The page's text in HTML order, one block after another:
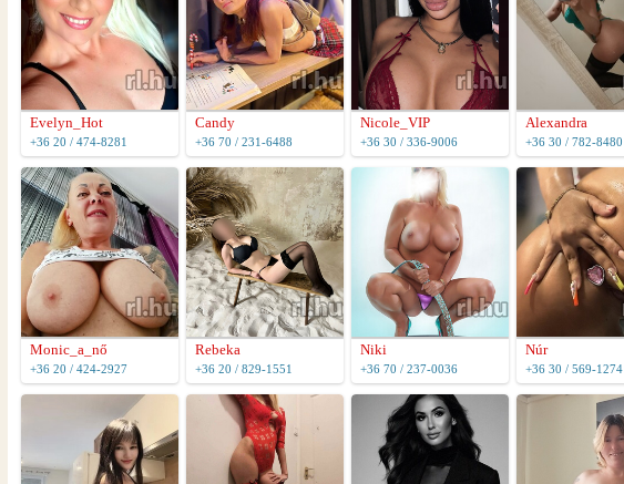
Evelyn_Hot
+36 20 / 474-8281
Candy
+36 70 / 231-6488
Nicole_VIP
+36 30 / 336-9006
Alexandra
+36 30 / 782-8480
Monic_a_nő
+36 20 / 424-2927
Rebeka
+36 20 / 829-1551
Niki
+36 70 / 237-0036
Núr
+36 30 / 569-1274